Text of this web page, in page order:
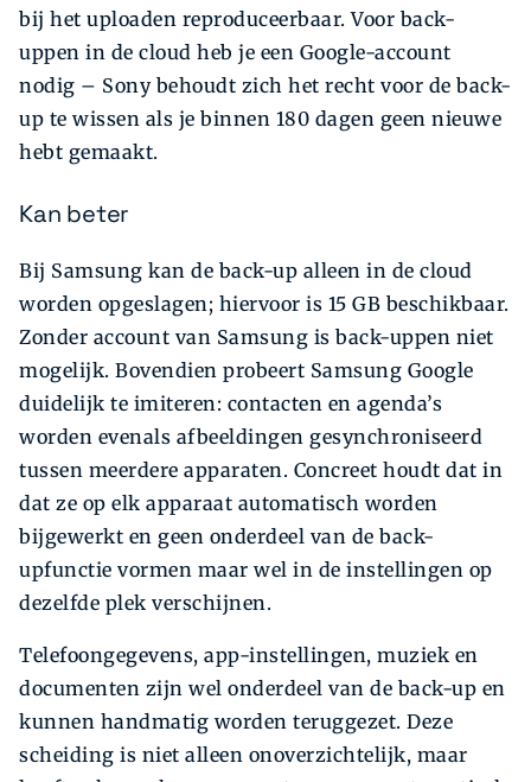
bij het uploaden reproduceerbaar. Voor back-
uppen in de cloud heb je een Google-account
nodig – Sony behoudt zich het recht voor de back-
up te wissen als je binnen 180 dagen geen nieuwe
hebt gemaakt.
Kan beter
Bij Samsung kan de back-up alleen in de cloud
worden opgeslagen; hiervoor is 15 GB beschikbaar.
Zonder account van Samsung is back-uppen niet
mogelijk. Bovendien probeert Samsung Google
duidelijk te imiteren: contacten en agenda’s
worden evenals afbeeldingen gesynchroniseerd
tussen meerdere apparaten. Concreet houdt dat in
dat ze op elk apparaat automatisch worden
bijgewerkt en geen onderdeel van de back-
upfunctie vormen maar wel in de instellingen op
dezelfde plek verschijnen.
Telefoongegevens, app-instellingen, muziek en
documenten zijn wel onderdeel van de back-up en
kunnen handmatig worden teruggezet. Deze
scheiding is niet alleen onoverzichtelijk, maar